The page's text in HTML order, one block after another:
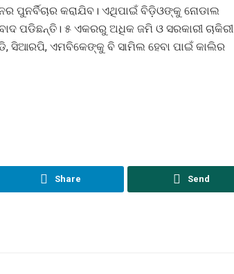
ପୁନର୍ବିଚାର କରାଯିବ। ଏଥିପାଇଁ ବିଡ଼ିଓଙ୍କୁ ନୋଡାଲ
ପଡିଛନ୍ତି। ୫ ଏକରରୁ ଅଧିକ ଜମି ଓ ସରକାରୀ ଚାକିରୀ
ସିଆରପି, ଏମବିକେଙ୍କୁ ବି ସାମିଲ ହେବା ପାଇଁ କାଲିର
Share Send